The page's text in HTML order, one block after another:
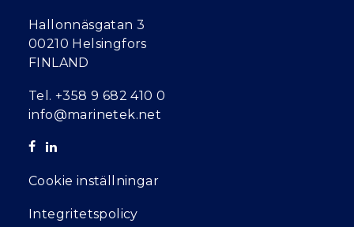
Hallonnäsgatan 3
00210 Helsingfors
FINLAND
Tel. +358 9 682 410 0
info@marinetek.net
Cookie inställningar
Integritetspolicy